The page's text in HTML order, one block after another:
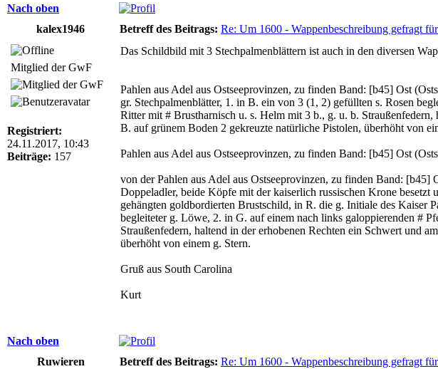
Nach oben
kalex1946
Betreff des Beitrags: Re: Um 1600 - Wappenbeschreibung gefragt
Mitglied der GwF
Registriert:
24.11.2017, 10:43
Beiträge: 157
Das Schildbild mit 3 Stechpalmenblättern ist auch in den diversen
Pahlen aus Adel aus Ostseeprovinzen, zu finden Band: [b45] Ost
gr. Stechpalmenblätter, 1. in B. ein von 3 (1, 2) gefüllten s. Rosen
Ritter mit # Brustharnisch u. s. Helm mit 3 b., g. u. b.
B. auf grünem Boden 2 gekreuzte natürliche Pistolen, überhöht von
Pahlen aus Adel aus Ostseeprovinzen, zu finden Band: [b45] Ost
von der Pahlen aus Adel aus Ostseeprovinzen, zu finden Band:
Doppeladler, beide Köpfe mit der kaiserlich russischen Krone
gehängten goldbordierten Brustschild, in R. die g. Initiale des
begleiteter g. Löwe, 2. in G. auf einem nach links galoppierenden #
Straußenfedern, haltend in der erhobenen Rechten ein Schwert und
überhöht von einem g. Stern.
Gruß aus South Carolina
Kurt
Nach oben
Ruwieren
Betreff des Beitrags: Re: Um 1600 - Wappenbeschreibung gefragt